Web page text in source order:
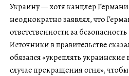
Украину — хотя канцлер
неоднократно заявлял, что
ответственности за
Источники в правительстве
обязался «укреплять
случае прекращения огня»,